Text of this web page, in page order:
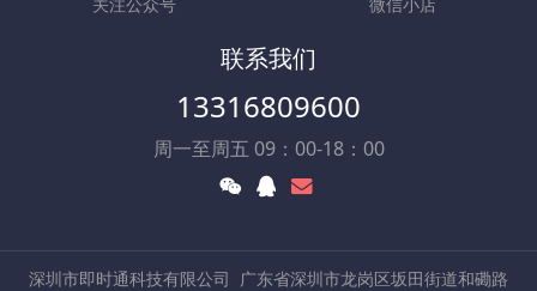
联系我们
13316809600
周一至周五 09：00-18：00
深圳市即时通科技有限公司
广东省深圳市龙岗区坂田街道和磡路